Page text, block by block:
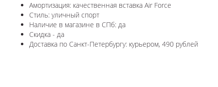
Амортизация: качественная вставка Air Force
Стиль: уличный спорт
Наличие в магазине в СПб: да
Скидка - да
Доставка по Санкт-Петербургу: курьером, 490 рублей